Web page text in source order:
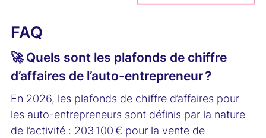
FAQ
🚀 Quels sont les plafonds de chiffre
d’affaires de l’auto-entrepreneur ?
En 2026, les plafonds de chiffre d’affaires pour
les auto-entrepreneurs sont définis par la nature
de l’activité : 203 100 € pour la vente de